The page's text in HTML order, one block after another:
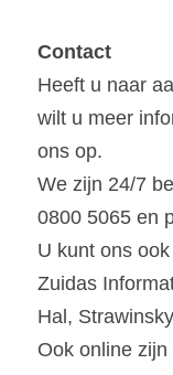
Contact
Heeft u naar
wilt u meer
ons op.
We zijn 24/7
0800 5065 en
U kunt ons
Zuidas
Hal,
Ook online